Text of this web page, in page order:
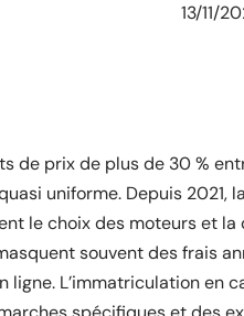
13/11/
de prix de plus de 30 %
uniforme. Depuis 2021,
le choix des moteurs et
souvent des frais
L’immatriculation en